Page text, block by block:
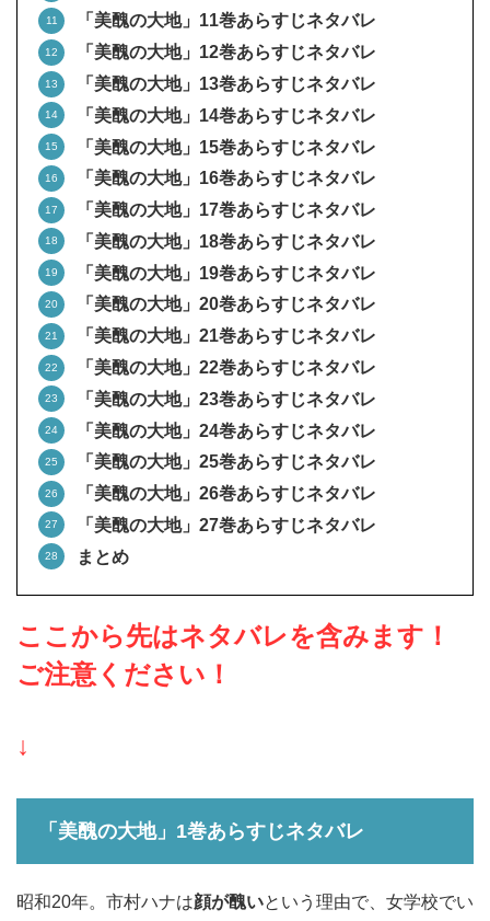
「美醜の大地」11巻あらすじネタバレ
「美醜の大地」12巻あらすじネタバレ
「美醜の大地」13巻あらすじネタバレ
「美醜の大地」14巻あらすじネタバレ
「美醜の大地」15巻あらすじネタバレ
「美醜の大地」16巻あらすじネタバレ
「美醜の大地」17巻あらすじネタバレ
「美醜の大地」18巻あらすじネタバレ
「美醜の大地」19巻あらすじネタバレ
「美醜の大地」20巻あらすじネタバレ
「美醜の大地」21巻あらすじネタバレ
「美醜の大地」22巻あらすじネタバレ
「美醜の大地」23巻あらすじネタバレ
「美醜の大地」24巻あらすじネタバレ
「美醜の大地」25巻あらすじネタバレ
「美醜の大地」26巻あらすじネタバレ
「美醜の大地」27巻あらすじネタバレ
まとめ
ここから先はネタバレを含みます！
ご注意ください！
↓
「美醜の大地」1巻あらすじネタバレ
昭和20年。市村ハナは顔が醜いという理由で、女学校でい